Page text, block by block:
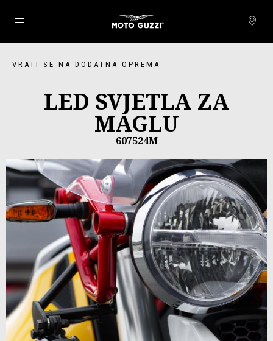
Idi na glavni izbornik
VRATI SE NA DODATNA OPREMA
LED SVJETLA ZA
MAGLU
607524M